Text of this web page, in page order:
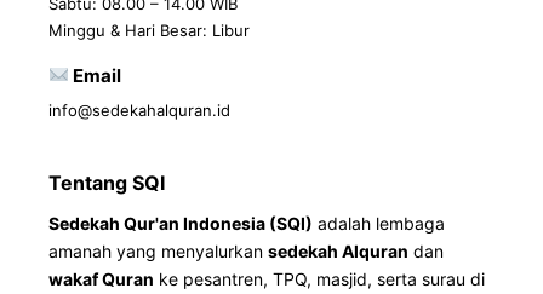
Minggu & Hari Besar: Libur
Email
info@sedekahalquran.id
Tentang SQI
Sedekah Qur'an Indonesia (SQI) adalah lembaga
amanah yang menyalurkan sedekah Alquran dan
wakaf Quran ke pesantren, TPQ, masjid, serta surau di